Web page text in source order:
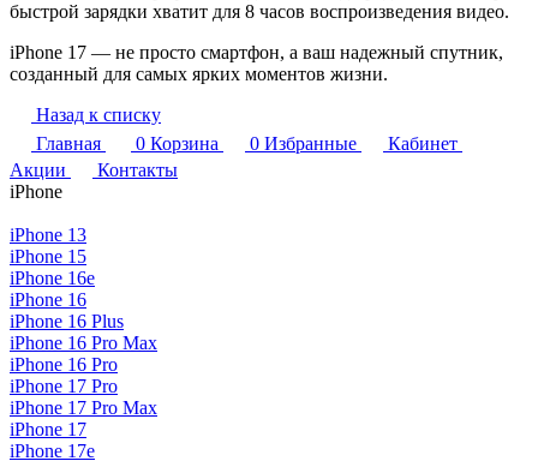
созданный для самых ярких моментов жизни.
Главная
0 Корзина
Акции
Контакты
iPhone
iPhone 15
iPhone 16e
iPhone 16
iPhone 16 Plus
iPhone 16 Pro Max
iPhone 16 Pro
iPhone 17 Pro
iPhone 17 Pro Max
iPhone 17
iPhone 17e
iPad